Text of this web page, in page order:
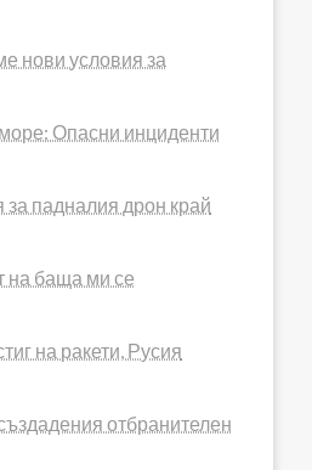
нови условия за
Опасни инциденти
падналия дрон край
на баща ми се
на ракети, Русия
отбранителен